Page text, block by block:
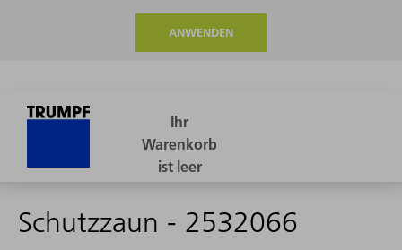
ANWENDEN
Schutzzaun - 2532066